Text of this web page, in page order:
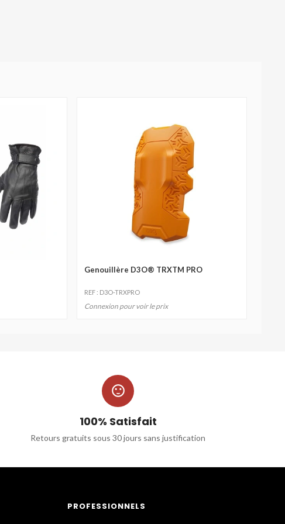
Genouillère D3O® TRXTM PRO
REF : D3O-TRXPRO
Connexion pour voir le prix

100% Satisfait
Retours gratuits sous 30 jours sans justification
PROFESSIONNELS